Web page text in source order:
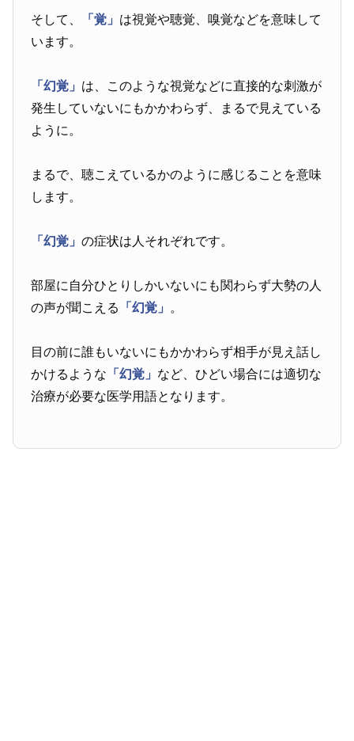
そして、 「覚」 は視覚や聴覚、嗅覚などを意味して
います。
「幻覚」 は、このような視覚などに直接的な刺激が
発生していないにもかかわらず、まるで見えている
ように。
まるで、聴こえているかのように感じることを意味
します。
「幻覚」の症状は人それぞれです。
部屋に自分ひとりしかいないにも関わらず大勢の人
の声が聞こえる
「幻覚」 。
目の前に誰もいないにもかかわらず相手が見え話し
かけるような 「幻覚」 など、ひどい場合には適切な
治療が必要な医学用語となります。